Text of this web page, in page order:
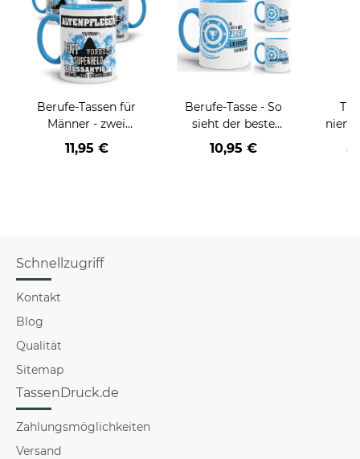
Berufe-Tassen für
Männer - zwei
Farbvarianten
11,95 €
Berufe-Tasse - So
sieht der beste
BERUF aus -
verschiedene Berufe
10,95 €
Schnellzugriff
Kontakt
Blog
Qualität
Sitemap
TassenDruck.de
Zahlungsmöglichkeiten
Versand